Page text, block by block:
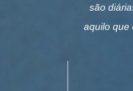
são
aquilo que